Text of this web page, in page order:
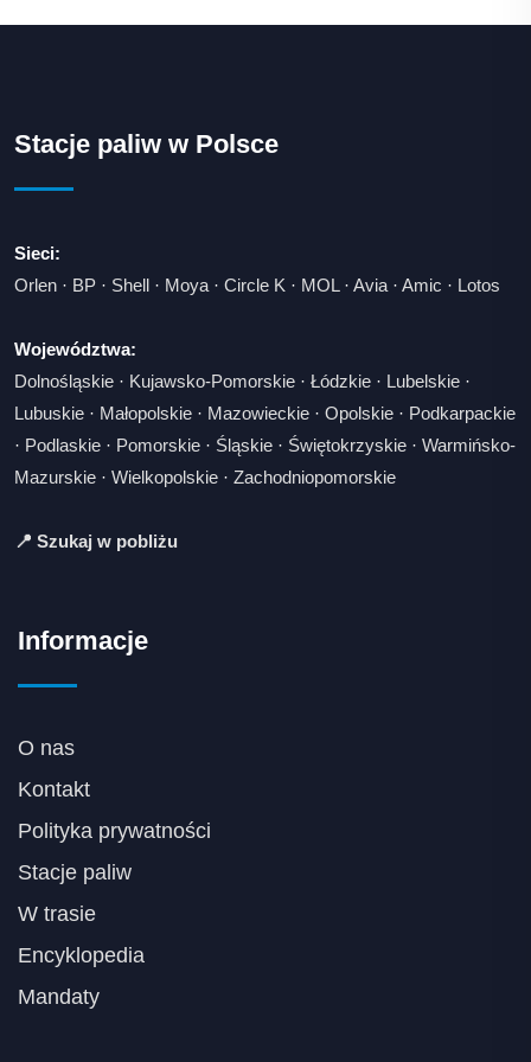
Stacje paliw w Polsce
Sieci:
Orlen · BP · Shell · Moya · Circle K · MOL· Avia · Amic · Lotos
Województwa:
Dolnośląskie · Kujawsko-Pomorskie · Łódzkie · Lubelskie ·
Lubuskie · Małopolskie · Mazowieckie · Opolskie · Podkarpackie
· Podlaskie · Pomorskie · Śląskie · Świętokrzyskie · Warmińsko-
Mazurskie · Wielkopolskie · Zachodniopomorskie
📍 Szukaj w pobliżu
Informacje
O nas
Kontakt
Polityka prywatności
Stacje paliw
W trasie
Encyklopedia
Mandaty